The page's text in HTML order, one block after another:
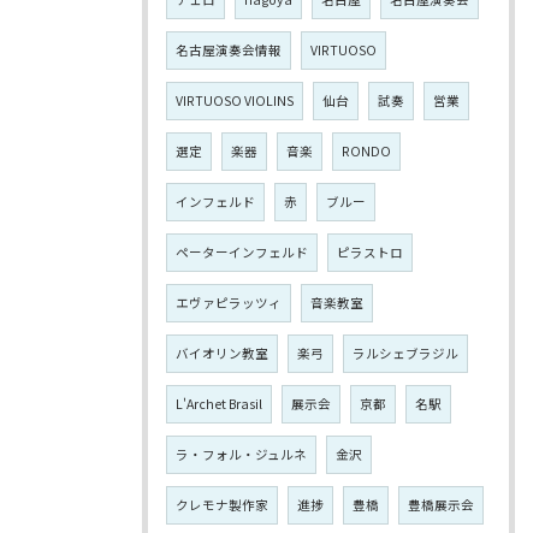
名古屋演奏会情報 VIRTUOSO
VIRTUOSO VIOLINS 仙台 試奏 営業
選定 楽器 音楽 RONDO
インフェルド 赤 ブルー
ペーターインフェルド ピラストロ
エヴァピラッツィ 音楽教室
バイオリン教室 楽弓 ラルシェブラジル
L'Archet Brasil 展示会 京都 名駅
ラ・フォル・ジュルネ 金沢
クレモナ製作家 進捗 豊橋 豊橋展示会